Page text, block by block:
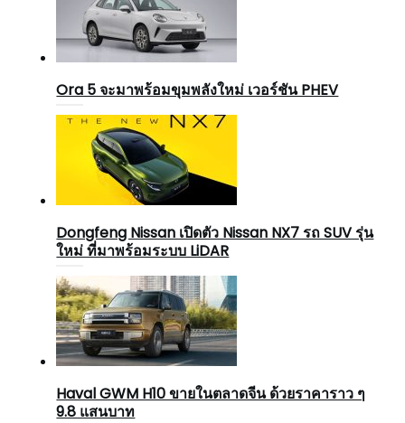
Ora 5 จะมาพร้อมขุมพลังใหม่ เวอร์ชัน PHEV
Dongfeng Nissan เปิดตัว Nissan NX7 รถ SUV รุ่น
ใหม่ ที่มาพร้อมระบบ LiDAR
Haval GWM H10 ขายในตลาดจีน ด้วยราคาราว ๆ
9.8 แสนบาท